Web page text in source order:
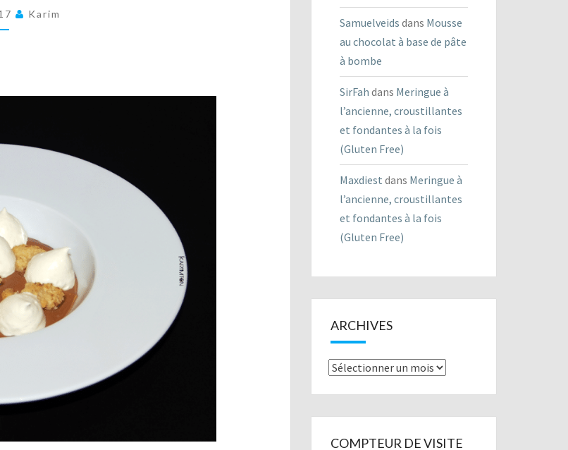
Karim
Samuelveids dans Mousse
au chocolat à base de pâte
à bombe
SirFah dans Meringue à
l’ancienne, croustillantes
et fondantes à la fois
(Gluten Free)
Maxdiest dans Meringue à
l’ancienne, croustillantes
et fondantes à la fois
(Gluten Free)
ARCHIVES
Archives
COMPTEUR DE VISITE